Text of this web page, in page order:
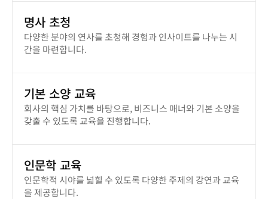
명사 초청
다양한 분야의 연사를 초청해 경험과 인사이트를 나누는 시
간을 마련합니다.
기본 소양 교육
회사의 핵심 가치를 바탕으로, 비즈니스 매너와 기본 소양을
갖출 수 있도록 교육을 진행합니다.
인문학 교육
인문학적 시야를 넓힐 수 있도록 다양한 주제의 강연과 교육
을 제공합니다.